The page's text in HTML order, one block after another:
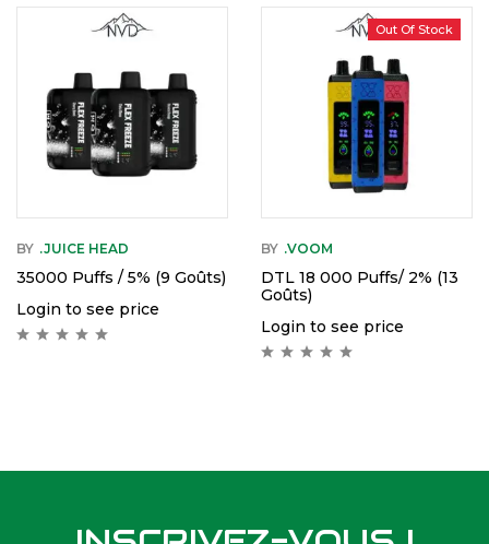
BY .JUICE HEAD
35000 Puffs / 5% (9 Goûts)
Login to see price
Out Of Stock
BY .VOOM
DTL 18 000 Puffs/ 2% (13
Goûts)
Login to see price